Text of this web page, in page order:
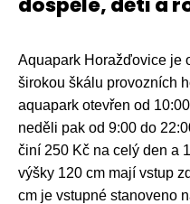
Aquapark Horažďovice je
širokou škálu provozních
aquapark otevřen od
neděli pak od 9:00 do
činí 250 Kč na celý den a
výšky 120 cm mají vstup
cm je vstupné stanoveno